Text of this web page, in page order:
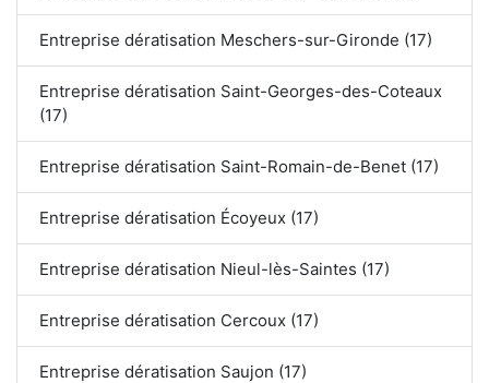
Entreprise dératisation Meschers-sur-Gironde (17)
Entreprise dératisation Saint-Georges-des-Coteaux
(17)
Entreprise dératisation Saint-Romain-de-Benet (17)
Entreprise dératisation Écoyeux (17)
Entreprise dératisation Nieul-lès-Saintes (17)
Entreprise dératisation Cercoux (17)
Entreprise dératisation Saujon (17)